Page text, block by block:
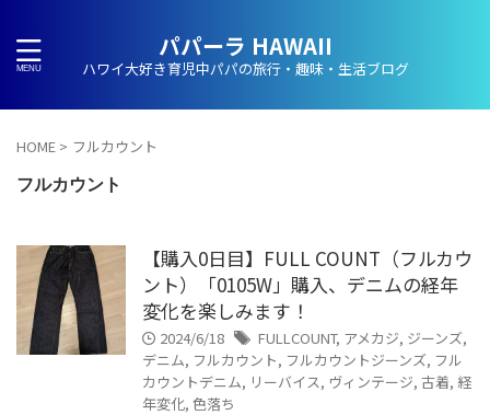
パパーラ HAWAII
ハワイ大好き育児中パパの旅行・趣味・生活ブログ
HOME > フルカウント
フルカウント
【購入0日目】FULL COUNT（フルカウ
ント）「0105W」購入、デニムの経年
変化を楽しみます！
2024/6/18 FULLCOUNT, アメカジ, ジーンズ,
デニム, フルカウント, フルカウントジーンズ, フル
カウントデニム, リーバイス, ヴィンテージ, 古着, 経
年変化, 色落ち